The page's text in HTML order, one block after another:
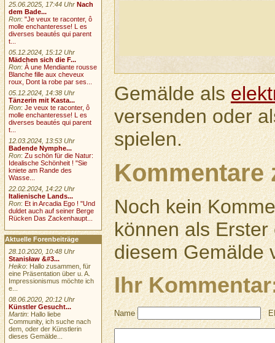
Gemälde als
versenden oder
spielen.
Kommentare
Noch kein
können als
diesem Gemälde
Ihr
Name
25.06.2025, 17:44 Uhr Nach
dem Bade...
Ron:"Je veux te raconter, ô
molle enchanteresse! L es
diverses beautés qui parent
t...
05.12.2024, 15:12 Uhr
Mädchen sich die F...
Ron:À une Mendiante rousse
Blanche fille aux cheveux
roux, Dont la robe par ses...
05.12.2024, 14:38 Uhr
Tänzerin mit Kasta...
Ron:Je veux te raconter, ô
molle enchanteresse! L es
diverses beautés qui parent
t...
12.03.2024, 13:53 Uhr
Badende Nymphe...
Ron:Zu schön für die Natur:
Idealische Schönheit ! "Sie
kniete am Rande des
Wasse...
22.02.2024, 14:22 Uhr
Italienische Lands...
Ron:Et in Arcadia Ego ! "Und
duldet auch auf seiner Berge
Rücken Das Zackenhaupt...
Aktuelle Forenbeiträge
28.10.2020, 10:48 Uhr
Stanisław &#3...
Heiko: Hallo zusammen, für
eine Präsentation über u. A.
Impressionismus möchte ich
e...
08.06.2020, 20:12 Uhr
Künstler Gesucht...
Martin: Hallo liebe
Community, ich suche nach
dem, oder der Künstlerin
dieses Gemälde...